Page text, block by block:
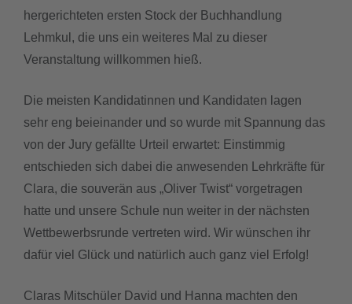
hergerichteten ersten Stock der Buchhandlung
Lehmkul, die uns ein weiteres Mal zu dieser
Veranstaltung willkommen hieß.
Die meisten Kandidatinnen und Kandidaten lagen
sehr eng beieinander und so wurde mit Spannung das
von der Jury gefällte Urteil erwartet: Einstimmig
entschieden sich dabei die anwesenden Lehrkräfte für
Clara, die souverän aus „Oliver Twist“ vorgetragen
hatte und unsere Schule nun weiter in der nächsten
Wettbewerbsrunde vertreten wird. Wir wünschen ihr
dafür viel Glück und natürlich auch ganz viel Erfolg!
Claras Mitschüler David und Hanna machten den